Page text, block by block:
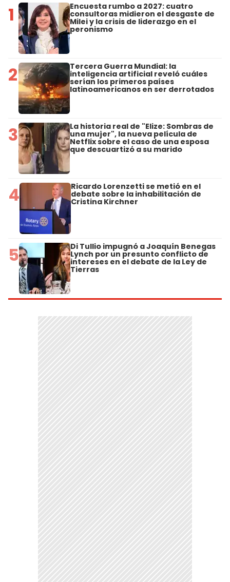
1 Encuesta rumbo a 2027: cuatro
consultoras midieron el desgaste de
Milei y la crisis de liderazgo en el
peronismo
2 Tercera Guerra Mundial: la
inteligencia artificial reveló cuáles
serían los primeros países
latinoamericanos en ser derrotados
3 La historia real de "Elize: Sombras de
una mujer", la nueva película de
Netflix sobre el caso de una esposa
que descuartizó a su marido
4 Ricardo Lorenzetti se metió en el
debate sobre la inhabilitación de
Cristina Kirchner
5 Di Tullio impugnó a Joaquín Benegas
Lynch por un presunto conflicto de
intereses en el debate de la Ley de
Tierras